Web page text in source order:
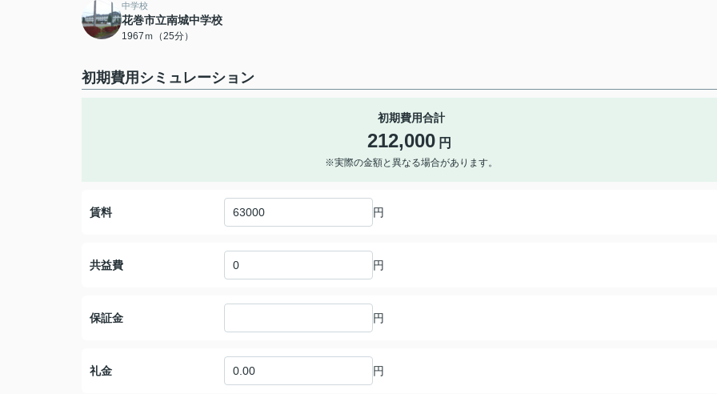
中学校
花巻市立南城中学校
1967ｍ（25分）
初期費用シミュレーション
初期費用合計
212,000 円
※実際の金額と異なる場合があります。
賃料 円
共益費 円
保証金 円
礼金 円